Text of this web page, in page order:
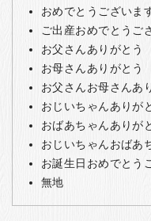
おめでとうございま
ご出産おめでとうご
お父さんありがとう
お母さんありがとう
お父さんお母さんあ
おじいちゃんありが
おばあちゃんありが
おじいちゃんおばあ
お誕生日おめでとう
無地